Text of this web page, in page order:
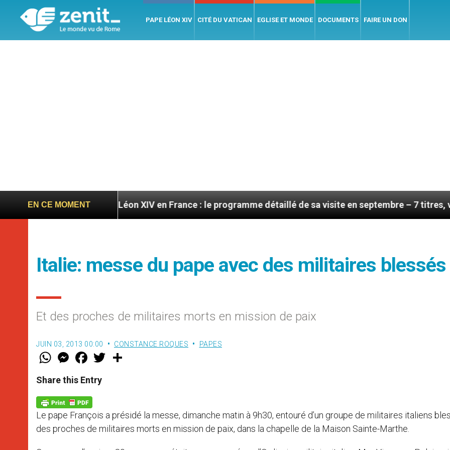
PAPE LÉON XIV CITÉ DU VATICAN EGLISE ET MONDE DOCUMENTS FAIRE UN DON
EN CE MOMENTLéon XIV en France : le programme détaillé de sa visite en septembre – 7 titres, vendredi 7
Italie: messe du pape avec des militaires blessés
Et des proches de militaires morts en mission de paix
JUIN 03, 2013 00:00 CONSTANCE ROQUES PAPES
W
t
s
p
p
M
e
s
e
g
e
r
F
a
e
b
k
w
Share this Entry
Le pape François a présidé la messe, dimanche matin à 9h30, entouré d’un groupe de militaires italiens
des proches de militaires morts en mission de paix, dans la chapelle de la Maison Sainte-Marthe.